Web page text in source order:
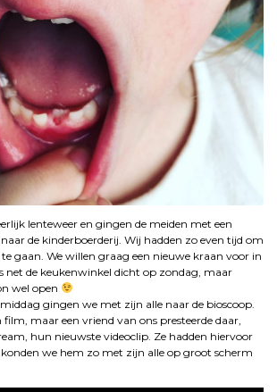
lenteweer en gingen de meiden met een
de kinderboerderij. Wij hadden zo even tijd om
gaan. We willen graag een nieuwe kraan voor in
net de keukenwinkel dicht op zondag, maar
wel open
gingen we met zijn alle naar de bioscoop.
maar een vriend van ons presteerde daar,
hun nieuwste videoclip. Ze hadden hiervoor
we hem zo met zijn alle op groot scherm